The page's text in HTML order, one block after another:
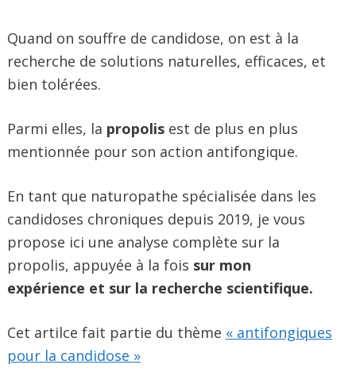
Quand on souffre de candidose, on est à la
recherche de solutions naturelles, efficaces, et
bien tolérées.
Parmi elles, la propolis est de plus en plus
mentionnée pour son action antifongique.
En tant que naturopathe spécialisée dans les
candidoses chroniques depuis 2019, je vous
propose ici une analyse complète sur la
propolis, appuyée à la fois sur mon
expérience et sur la recherche scientifique.
Cet artilce fait partie du thème « antifongiques
pour la candidose »